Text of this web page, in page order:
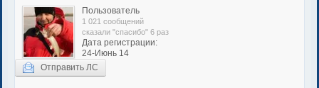
Пользователь
1 021 сообщений
сказали "спасибо" 6 раз
Дата регистрации:
24-Июнь 14
Отправить ЛС